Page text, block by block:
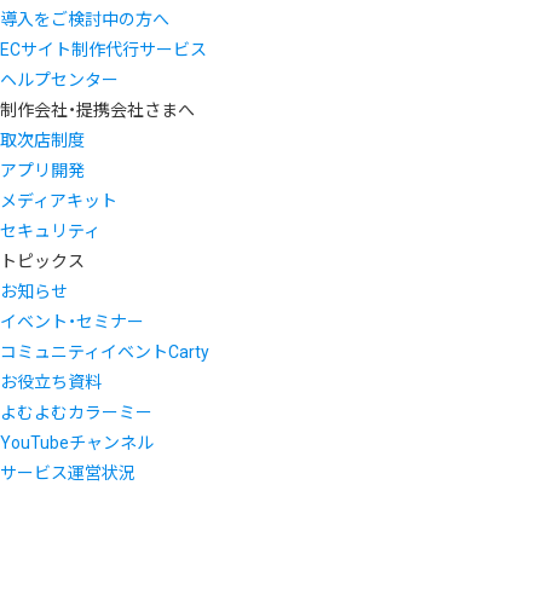
導入をご検討中の方へ
ECサイト制作代行サービス
ヘルプセンター
制作会社・提携会社さまへ
取次店制度
アプリ開発
メディアキット
セキュリティ
トピックス
お知らせ
イベント・セミナー
コミュニティイベントCarty
お役立ち資料
よむよむカラーミー
YouTubeチャンネル
サービス運営状況